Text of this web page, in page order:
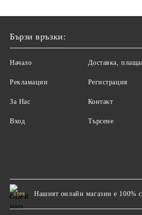
Бързи връзки:
Начало
Рекламации
За Нас
Вход
Доставка,
Регистрация
Контакт
Търсене
GDPR Нашият онлайн магазин е 100%